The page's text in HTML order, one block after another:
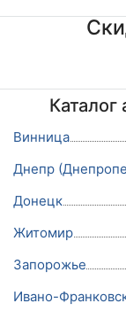
Каталог
Винница
Днепр
Донецк
Житомир
Запорожье
Ивано-